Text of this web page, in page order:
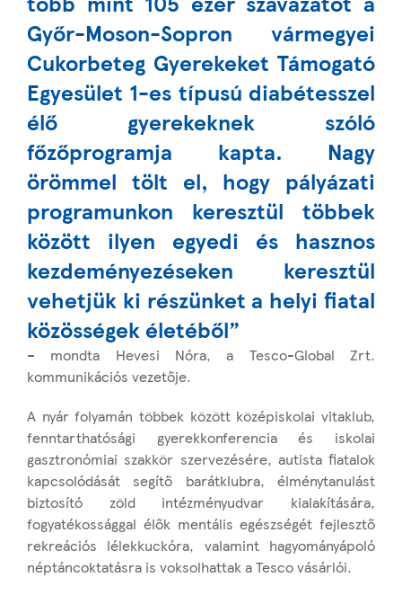
Győr-Moson-Sopron vármegyei
Cukorbeteg Gyerekeket Támogató
Egyesület 1-es típusú diabétesszel
élő gyerekeknek szóló
főzőprogramja kapta. Nagy
örömmel tölt el, hogy pályázati
programunkon keresztül többek
között ilyen egyedi és hasznos
kezdeményezéseken keresztül
vehetjük ki részünket a helyi fiatal
közösségek életéből”
– mondta Hevesi Nóra, a Tesco-Global Zrt.
kommunikációs vezetője.
A nyár folyamán többek között középiskolai vitaklub,
fenntarthatósági gyerekkonferencia és iskolai
gasztronómiai szakkör szervezésére, autista fiatalok
kapcsolódását segítő barátklubra, élménytanulást
biztosító zöld intézményudvar kialakítására,
fogyatékossággal élők mentális egészségét fejlesztő
rekreációs lélekkuckóra, valamint hagyományápoló
néptáncoktatásra is voksolhattak a Tesco vásárlói.